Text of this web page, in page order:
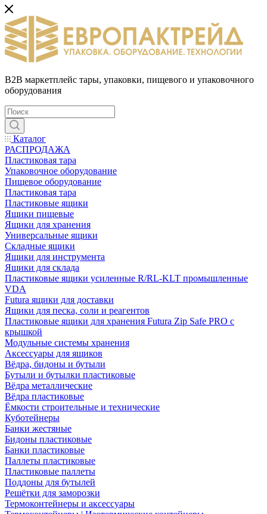
B2B маркетплейс тары, упаковки, пищевого и упаковочного
оборудования
Каталог
РАСПРОДАЖА
Пластиковая тара
Упаковочное оборудование
Пищевое оборудование
Пластиковая тара
Пластиковые ящики
Ящики пищевые
Ящики для хранения
Универсальные ящики
Складные ящики
Ящики для инструмента
Ящики для склада
Пластиковые ящики усиленные R/RL-KLT промышленные
VDA
Futura ящики для доставки
Ящики для песка, соли и реагентов
Пластиковые ящики для хранения Futura Zip Safe PRO с
крышкой
Модульные системы хранения
Аксессуары для ящиков
Вёдра, бидоны и бутыли
Бутыли и бутылки пластиковые
Вёдра металлические
Вёдра пластиковые
Ёмкости строительные и технические
Куботейнеры
Банки жестяные
Бидоны пластиковые
Банки пластиковые
Паллеты пластиковые
Пластиковые паллеты
Поддоны для бутылей
Решётки для заморозки
Термоконтейнеры и аксессуары